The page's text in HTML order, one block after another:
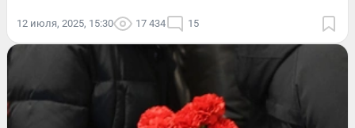
12 июля, 2025, 15:30 17 434 15